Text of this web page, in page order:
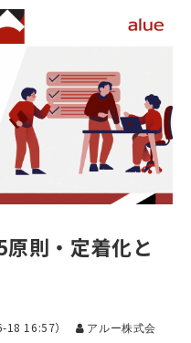
則・定着化と
18 16:57）
アルー株式会